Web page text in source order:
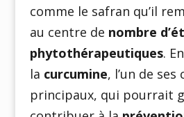
comme le safran qu’il
au centre de nombre
phytothérapeutiques.
la curcumine, l’un de
principaux, qui pourrait